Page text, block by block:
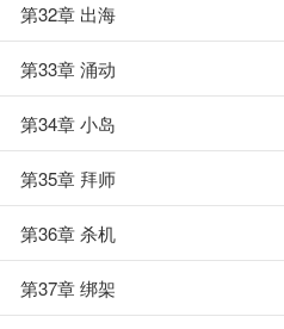
第32章 出海
第33章 涌动
第34章 小岛
第35章 拜师
第36章 杀机
第37章 绑架